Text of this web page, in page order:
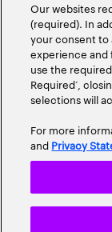
ABOUT US
Our websites
(required). In
your consent to
experience and
use the
Required’,
selections will
For more
and Privacy